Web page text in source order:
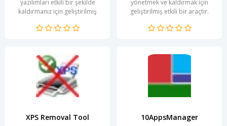
yazılımları etkili bir şekilde
kaldırmanız için geliştirilmiş
kaldırma...
yönetmek ve kaldırmak için
geliştirilmiş etkili bir araçtır.
XPS Removal Tool 10AppsManager